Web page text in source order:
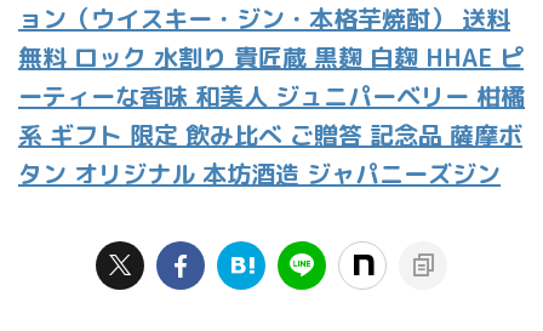
ョン（ウイスキー・ジン・本格芋焼酎） 送料
無料 ロック 水割り 貴匠蔵 黒麹 白麹 HHAE ピ
ーティーな香味 和美人 ジュニパーベリー 柑橘
系 ギフト 限定 飲み比べ ご贈答 記念品 薩摩ボ
タン オリジナル 本坊酒造 ジャパニーズジン